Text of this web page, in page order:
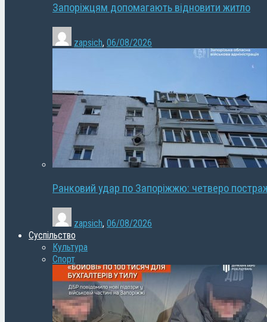
Запоріжцям допомагають відновити житло
zapsich, 06/08/2026
Ранковий удар по Запоріжжю: четверо
zapsich, 06/08/2026
Суспільство
Культура
Спорт